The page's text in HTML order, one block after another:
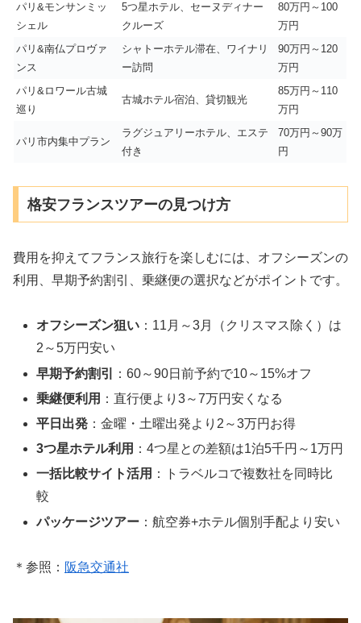
パリ&モンサンミッ
シェル
5つ星ホテル、セーヌディナー
クルーズ
80万円～100
万円
パリ&南仏プロヴァ
ンス
シャトーホテル滞在、ワイナリ
ー訪問
90万円～120
万円
パリ&ロワール古城
巡り
古城ホテル宿泊、貸切観光
85万円～110
万円
パリ市内集中プラン
ラグジュアリーホテル、エステ
付き
70万円～90万
円
格安フランスツアーの見つけ方
費用を抑えてフランス旅行を楽しむには、オフシーズンの
利用、早期予約割引、乗継便の選択などがポイントです。
オフシーズン狙い ：11月～3月（クリスマス除く）は
2～5万円安い
早期予約割引
：60～90日前予約で10～15%オフ
乗継便利用 ：直行便より3～7万円安くなる
平日出発 ：金曜・土曜出発より2～3万円お得
3つ星ホテル利用 ：4つ星との差額は1泊5千円～1万円
一括比較サイト活用 ：トラベルコで複数社を同時比
較
パッケージツアー ：航空券+ホテル個別手配より安い
＊参照： 阪急交通社